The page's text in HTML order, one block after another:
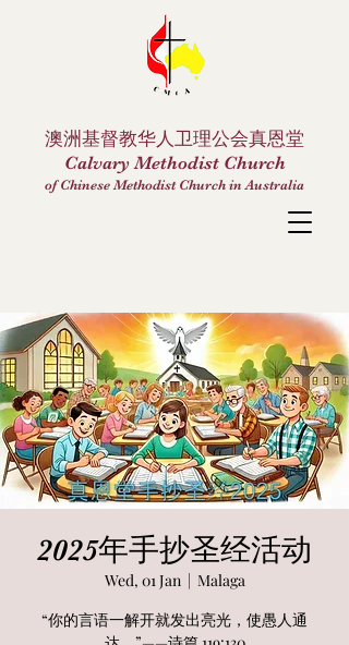
澳洲基督教华人卫理公会真恩堂
Calvary Methodist Church
of Chinese Methodist Church in Australia
2025年手抄圣经活动
Wed, 01 Jan
  |
Malaga
“你的言语一解开就发出亮光，使愚人通